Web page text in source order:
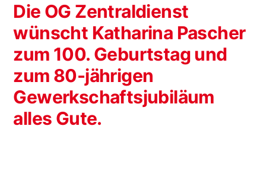
Die OG Zentraldienst
wünscht Katharina Pascher
zum 100. Geburtstag und
zum 80-jährigen
Gewerkschaftsjubiläum
alles Gute.